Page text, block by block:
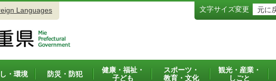
Languages 文字サイズ変更 元に
・環境 防災・防犯
健康・福祉・
子ども
スポーツ・
教育・文化
観光・産業・
しごと